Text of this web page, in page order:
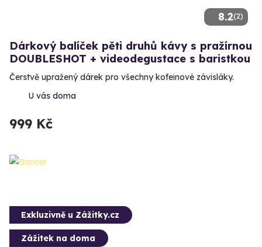
8.2(2)
Dárkový balíček pěti druhů kávy s pražírnou
DOUBLESHOT + videodegustace s baristkou
Čerstvě upražený dárek pro všechny kofeinové závisláky.
U vás doma
999 Kč
Exkluzivně u Zážitky.cz
Zážitek na doma